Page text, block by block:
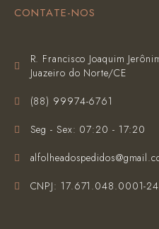
CONTATE-NOS
R. Francisco Joaquim
Juazeiro do Norte/CE
(‪88) 99974-6761‬
Seg - Sex: 07:20 - 17:20
CNPJ: 17.671.048.0001-24